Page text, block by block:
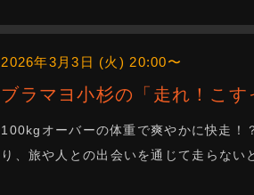
2026年3月3日 (火) 20:00〜
ブラマヨ小杉の「走れ！こ
100kgオーバーの体重で爽やかに快走！
り、旅や人との出会いを通じて走らな